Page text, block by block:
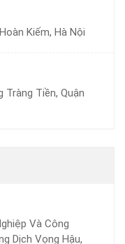
Kiếm, Hà Nội
Tràng Tiền, Quận
Và Công
Dịch Vọng Hậu,